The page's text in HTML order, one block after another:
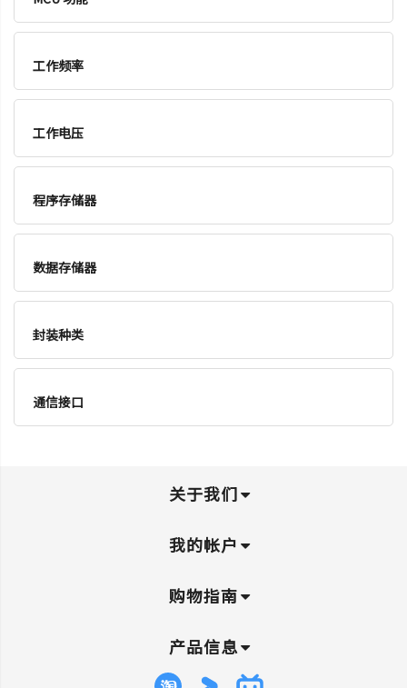
工作频率
工作电压
程序存储器
数据存储器
封装种类
通信接口
关于我们
我的帐户
购物指南
产品信息